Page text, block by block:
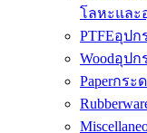
โลหะและ
PTFEอุปก
Woodอุปก
Paperกระ